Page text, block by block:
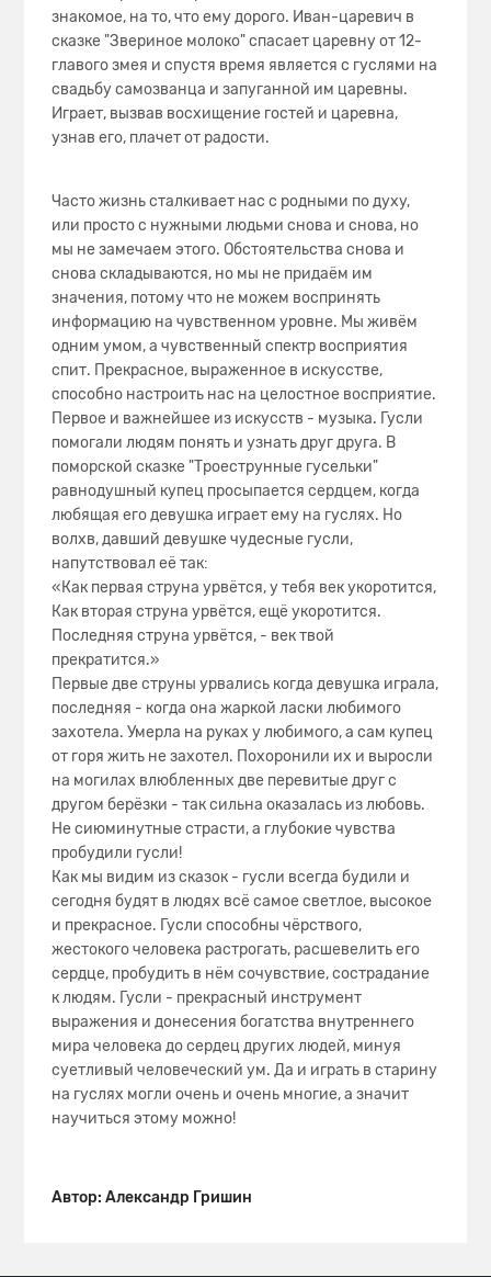
знакомое, на то, что ему дорого. Иван-царевич в
сказке "Звериное молоко" спасает царевну от 12-
главого змея и спустя время является с гуслями на
свадьбу самозванца и запуганной им царевны.
Играет, вызвав восхищение гостей и царевна,
узнав его, плачет от радости.
Часто жизнь сталкивает нас с родными по духу,
или просто с нужными людьми снова и снова, но
мы не замечаем этого. Обстоятельства снова и
снова складываются, но мы не придаём им
значения, потому что не можем воспринять
информацию на чувственном уровне. Мы живём
одним умом, а чувственный спектр восприятия
спит. Прекрасное, выраженное в искусстве,
способно настроить нас на целостное восприятие.
Первое и важнейшее из искусств - музыка. Гусли
помогали людям понять и узнать друг друга. В
поморской сказке "Троеструнные гусельки"
равнодушный купец просыпается сердцем, когда
любящая его девушка играет ему на гуслях. Но
волхв, давший девушке чудесные гусли,
напутствовал её так:
«Как первая струна урвётся, у тебя век укоротится,
Как вторая струна урвётся, ещё укоротится.
Последняя струна урвётся, - век твой
прекратится.»
Первые две струны урвались когда девушка играла,
последняя - когда она жаркой ласки любимого
захотела. Умерла на руках у любимого, а сам купец
от горя жить не захотел. Похоронили их и выросли
на могилах влюбленных две перевитые друг с
другом берёзки - так сильна оказалась из любовь.
Не сиюминутные страсти, а глубокие чувства
пробудили гусли!
Как мы видим из сказок - гусли всегда будили и
сегодня будят в людях всё самое светлое, высокое
и прекрасное. Гусли способны чёрствого,
жестокого человека растрогать, расшевелить его
сердце, пробудить в нём сочувствие, сострадание
к людям. Гусли - прекрасный инструмент
выражения и донесения богатства внутреннего
мира человека до сердец других людей, минуя
суетливый человеческий ум. Да и играть в старину
на гуслях могли очень и очень многие, а значит
научиться этому можно!
Автор: Александр Гришин